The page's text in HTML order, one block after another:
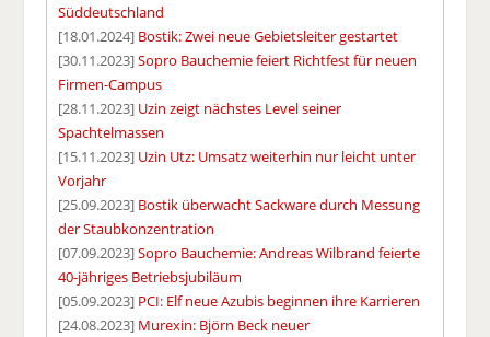
Süddeutschland
[18.01.2024] Bostik: Zwei neue Gebietsleiter gestartet
[30.11.2023]Sopro Bauchemie feiert Richtfest für neuen
Firmen-Campus
[28.11.2023] Uzin zeigt nächstes Level seiner
Spachtelmassen
[15.11.2023] Uzin Utz: Umsatz weiterhin nur leicht unter
Vorjahr
[25.09.2023] Bostik überwacht Sackware durch Messung
der Staubkonzentration
[07.09.2023]Sopro Bauchemie: Andreas Wilbrand feierte
40-jähriges Betriebsjubiläum
[05.09.2023] PCI: Elf neue Azubis beginnen ihre Karrieren
[24.08.2023] Murexin: Björn Beck neuer